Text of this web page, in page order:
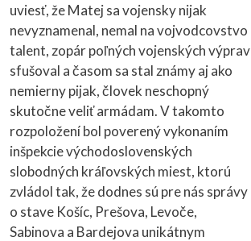
uviesť, že Matej sa vojensky nijak
nevyznamenal, nemal na vojvodcovstvo
talent, zopár poľných vojenských výprav
sfušoval a časom sa stal známy aj ako
nemierny pijak, človek neschopný
skutočne veliť armádam. V takomto
rozpoložení bol poverený vykonaním
inšpekcie východoslovenských
slobodných kráľovských miest, ktorú
zvládol tak, že dodnes sú pre nás správy
o stave Košíc, Prešova, Levoče,
Sabinova a Bardejova unikátnym